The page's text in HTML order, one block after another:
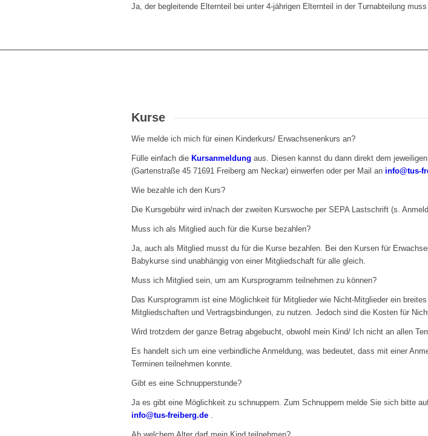
Ja, der begleitende Elternteil bei unter 4-jährigen Elternteil in der Turnabteilung
Kurse
Wie melde ich mich für einen Kinderkurs/ Erwachsenenkurs an?
Fülle einfach die Kursanmeldung aus. Diesen kannst du dann direkt dem
(Gartenstraße 45 71691 Freiberg am Neckar) einwerfen oder per Mail an info@tus-
Wie bezahle ich den Kurs?
Die Kursgebühr wird in/nach der zweiten Kurswoche per SEPA Lastschrift (s.
Muss ich als Mitglied auch für die Kurse bezahlen?
Ja, auch als Mitglied musst du für die Kurse bezahlen. Bei den Kursen für
Babykurse sind unabhängig von einer Mitgliedschaft für alle gleich.
Muss ich Mitglied sein, um am Kursprogramm teilnehmen zu können?
Das Kursprogramm ist eine Möglichkeit für Mitglieder wie Nicht-Mitglieder ein
Mitgliedschaften und Vertragsbindungen, zu nutzen. Jedoch sind die Kosten für
Wird trotzdem der ganze Betrag abgebucht, obwohl mein Kind/ Ich nicht an allen
Es handelt sich um eine verbindliche Anmeldung, was bedeutet, dass mit einer
Terminen teilnehmen konnte.
Gibt es eine Schnupperstunde?
Ja es gibt eine Möglichkeit zu schnuppern. Zum Schnuppern melde Sie sich bitte
info@tus-freiberg.de .